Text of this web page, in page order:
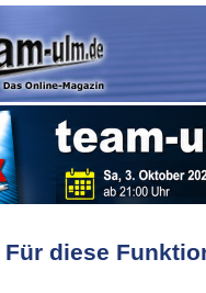
Für diese